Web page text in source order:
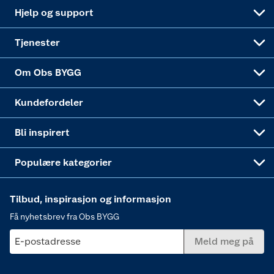
Hjelp og support
Tjenester
Om Obs BYGG
Kundefordeler
Bli inspirert
Populære kategorier
Tilbud, inspirasjon og informasjon
Få nyhetsbrev fra Obs BYGG
E-postadresse Meld meg på